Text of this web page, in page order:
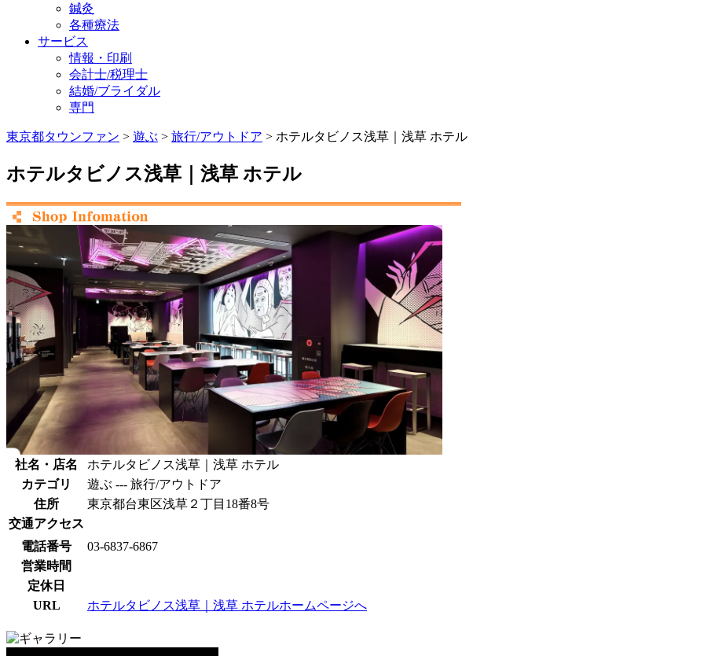
鍼灸
各種療法
サービス
情報・印刷
会計士/税理士
結婚/ブライダル
専門
東京都タウンファン > 遊ぶ > 旅行/アウトドア > ホテルタビノス浅草｜浅草 ホテル
ホテルタビノス浅草｜浅草 ホテル
社名・店名
ホテルタビノス浅草｜浅草 ホテル
カテゴリ
遊ぶ --- 旅行/アウトドア
住所
東京都台東区浅草２丁目18番8号
交通アクセス
電話番号
03-6837-6867
営業時間
定休日
URL
ホテルタビノス浅草｜浅草 ホテルホームページへ